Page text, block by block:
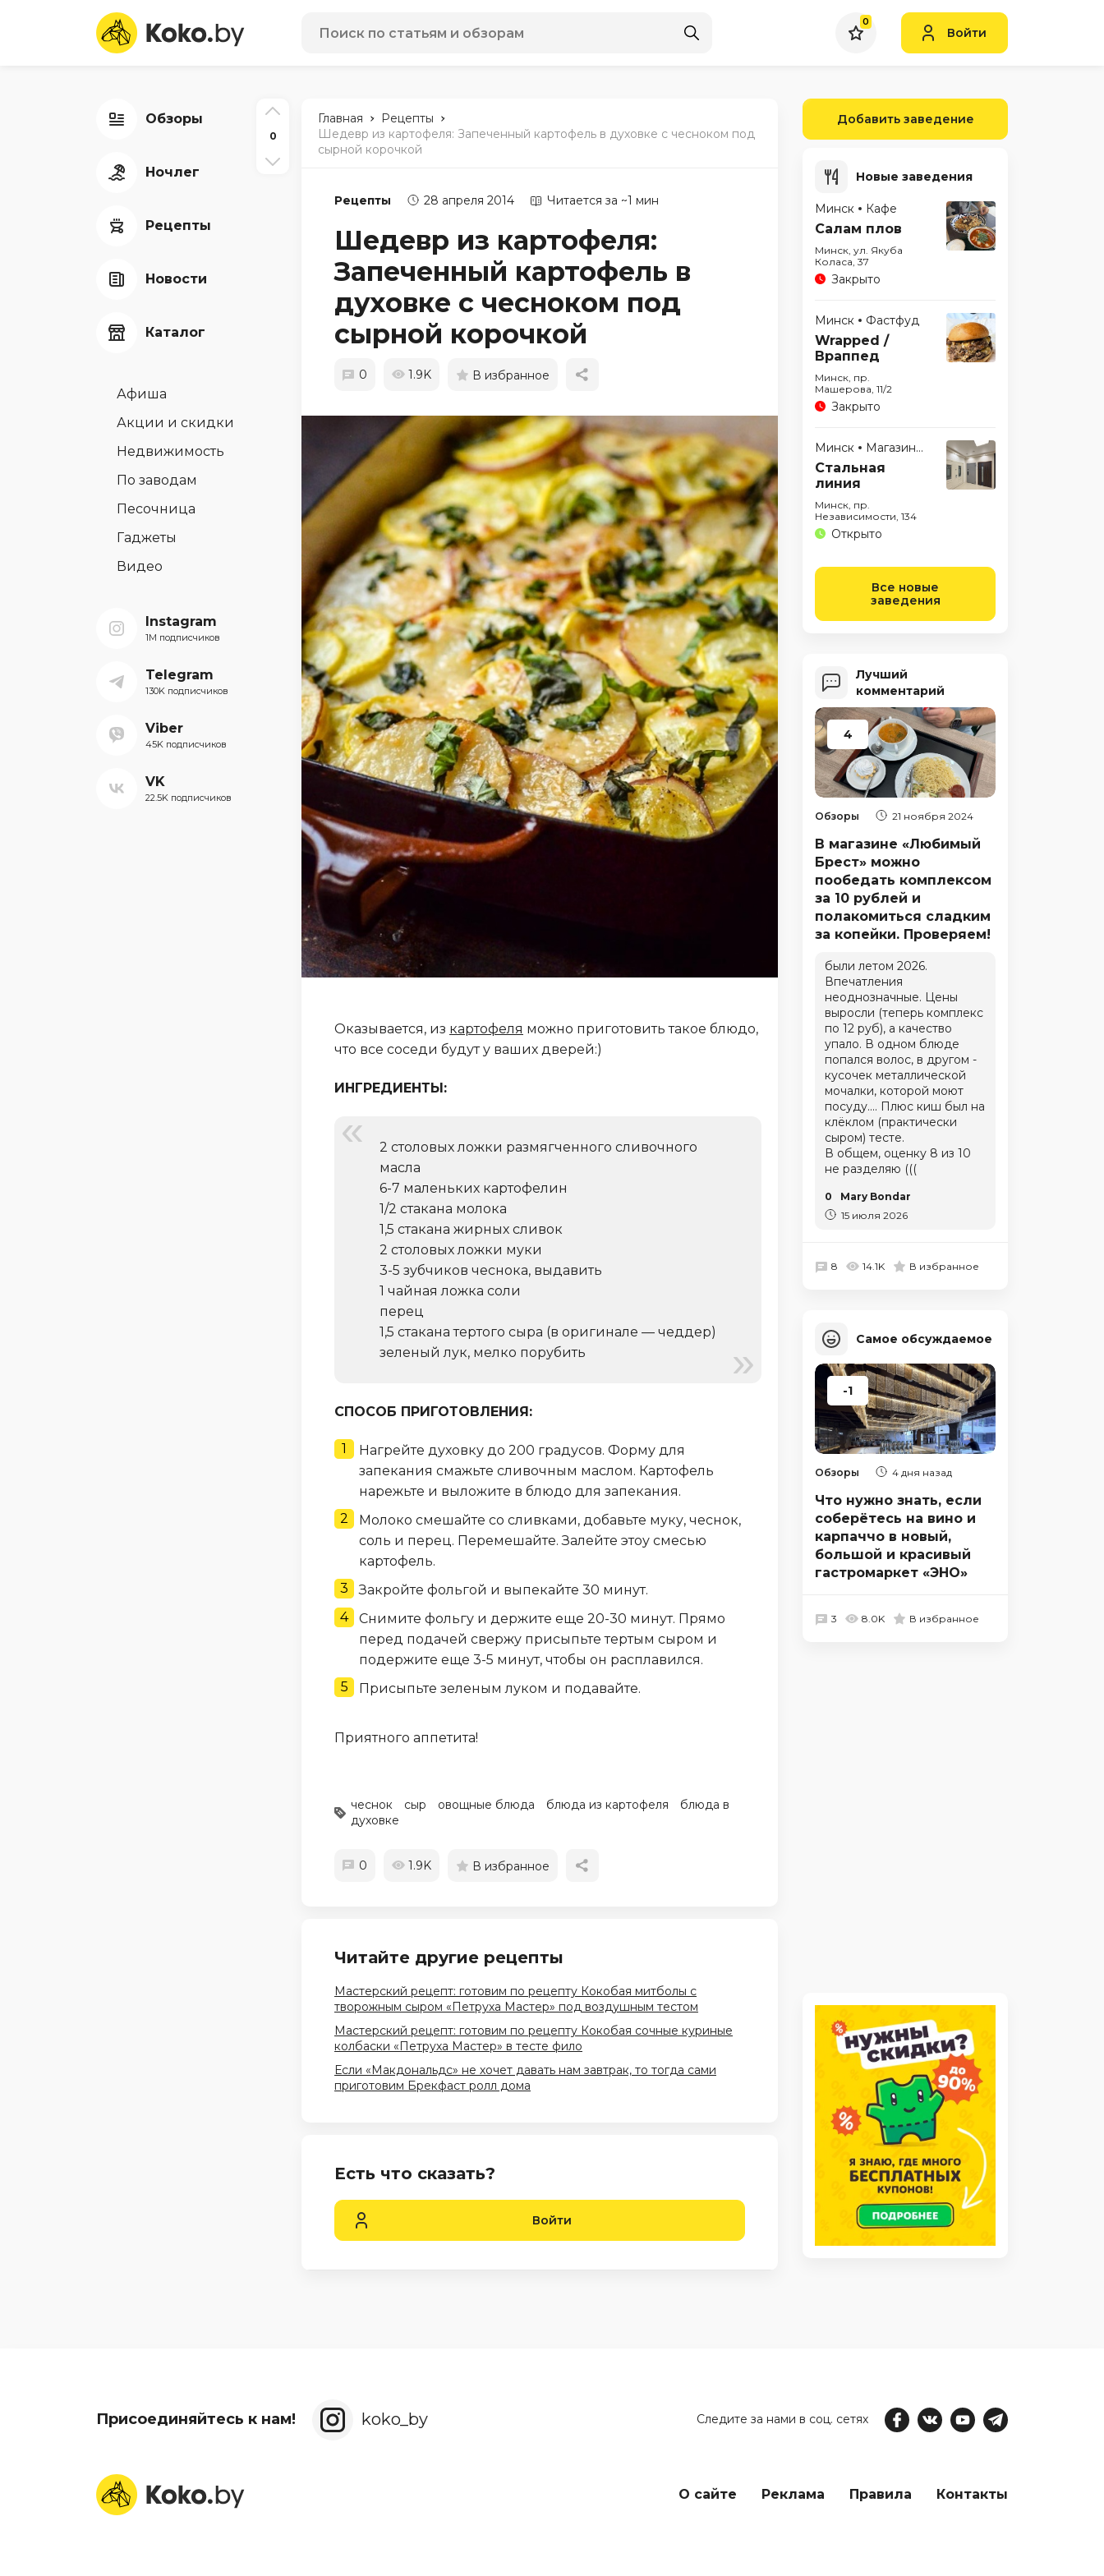
0
Войти
Обзоры
Ночлег
Рецепты
Новости
Каталог
Афиша
Акции и скидки
Недвижимость
По заводам
Песочница
Гаджеты
Видео
Instagram
1M подписчиков
Telegram
130K подписчиков
Viber
45K подписчиков
VK
22.5K подписчиков
0
Главная - Рецепты -
Шедевр из картофеля: Запеченный картофель в духовке с чесноком под
сырной корочкой
Рецепты 28 апреля 2014 Читается за ~1 мин
Шедевр из картофеля:
Запеченный картофель в
духовке с чесноком под
сырной корочкой
0 1.9K В избранное
Оказывается, из картофеля можно приготовить такое блюдо,
что все соседи будут у ваших дверей:)
ИНГРЕДИЕНТЫ:
2 столовых ложки размягченного сливочного
масла
6-7 маленьких картофелин
1/2 стакана молока
1,5 стакана жирных сливок
2 столовых ложки муки
3-5 зубчиков чеснока, выдавить
1 чайная ложка соли
перец
1,5 стакана тертого сыра (в оригинале — чеддер)
зеленый лук, мелко порубить
СПОСОБ ПРИГОТОВЛЕНИЯ:
Нагрейте духовку до 200 градусов. Форму для
запекания смажьте сливочным маслом. Картофель
нарежьте и выложите в блюдо для запекания.
Молоко смешайте со сливками, добавьте муку, чеснок,
соль и перец. Перемешайте. Залейте этоу смесью
картофель.
Закройте фольгой и выпекайте 30 минут.
Снимите фольгу и держите еще 20-30 минут. Прямо
перед подачей свержу присыпьте тертым сыром и
подержите еще 3-5 минут, чтобы он расплавился.
Присыпьте зеленым луком и подавайте.
Приятного аппетита!
чеснок сыр овощные блюда блюда из картофеля
блюда в
духовке
0 1.9K В избранное
Читайте другие рецепты
Мастерский рецепт: готовим по рецепту Кокобая митболы с
творожным сыром «Петруха Мастер» под воздушным тестом
Мастерский рецепт: готовим по рецепту Кокобая сочные куриные
колбаски «Петруха Мастер» в тесте фило
Если «Макдональдс» не хочет давать нам завтрак, то тогда сами
приготовим Брекфаст ролл дома
Есть что сказать?
Войти
Добавить заведение
Новые заведения
Минск Кафе
Салам плов
Минск, ул. Якуба
Коласа, 37
Закрыто
Минск Фастфуд
Wrapped /
Враппед
Минск, пр.
Машерова, 11/2
Закрыто
Минск Магазины
Стальная
линия
Минск, пр.
Независимости, 134
Открыто
Все новые
заведения
Лучший
комментарий
4
Обзоры 21 ноября 2024
В магазине «Любимый
Брест» можно
пообедать комплексом
за 10 рублей и
полакомиться сладким
за копейки. Проверяем!
были летом 2026.
Впечатления
неоднозначные. Цены
выросли (теперь комплекс
по 12 руб), а качество
упало. В одном блюде
попался волос, в другом -
кусочек металлической
мочалки, которой моют
посуду.... Плюс киш был на
клёклом (практически
сыром) тесте.
В общем, оценку 8 из 10
не разделяю (((
0
Mary Bondar
15 июля 2026
8 14.1K В избранное
Самое обсуждаемое
-1
Обзоры 4 дня назад
Что нужно знать, если
соберётесь на вино и
карпаччо в новый,
большой и красивый
гастромаркет «ЭНО»
3 8.0K В избранное
Присоединяйтесь к нам! koko_by Следите за нами в соц. сетях
О сайте Реклама Правила Контакты